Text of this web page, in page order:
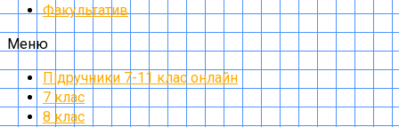
Факультатив
Меню
Підручники 7-11 клас онлайн
7 клас
8 клас